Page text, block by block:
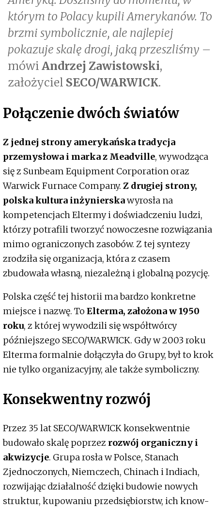
którym to Polacy kupili Amerykanów. To
brzmi symbolicznie, ale najlepiej
pokazuje skalę drogi, jaką przeszliśmy –
mówi Andrzej Zawistowski,
założyciel SECO/WARWICK.
Połączenie dwóch światów
Z jednej strony amerykańska tradycja
przemysłowa i marka z Meadville, wywodząca
się z Sunbeam Equipment Corporation oraz
Warwick Furnace Company. Z drugiej strony,
polska kultura inżynierskawyrosła na
kompetencjach Eltermy i doświadczeniu ludzi,
którzy potrafili tworzyć nowoczesne rozwiązania
mimo ograniczonych zasobów. Z tej syntezy
zrodziła się organizacja, która z czasem
zbudowała własną, niezależną i globalną pozycję.
Polska część tej historii ma bardzo konkretne
miejsce i nazwę. To Elterma, założona w 1950
roku, z której wywodzili się współtwórcy
późniejszego SECO/WARWICK. Gdy w 2003 roku
Elterma formalnie dołączyła do Grupy, był to krok
nie tylko organizacyjny, ale także symboliczny.
Konsekwentny rozwój
Przez 35 lat SECO/WARWICK konsekwentnie
budowało skalę poprzez rozwój organiczny i
akwizycje. Grupa rosła w Polsce, Stanach
Zjednoczonych, Niemczech, Chinach i Indiach,
rozwijając działalność dzięki budowie nowych
struktur, kupowaniu przedsiębiorstw, ich know-